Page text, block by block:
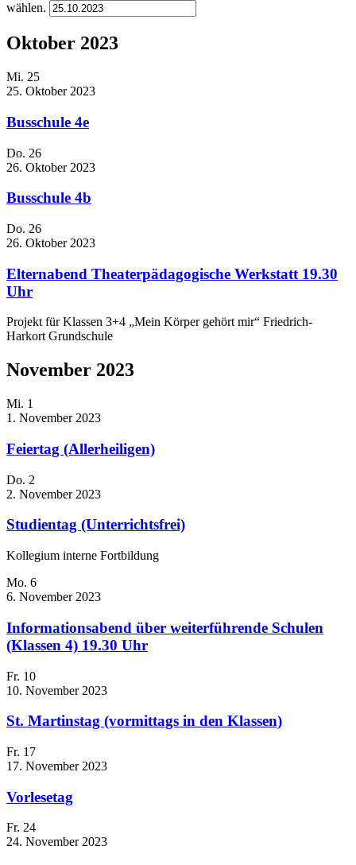
wählen.
Oktober 2023
Mi. 25
25. Oktober 2023
Busschule 4e
Do. 26
26. Oktober 2023
Busschule 4b
Do. 26
26. Oktober 2023
Elternabend Theaterpädagogische Werkstatt 19.30
Uhr
Projekt für Klassen 3+4 „Mein Körper gehört mir“ Friedrich-
Harkort Grundschule
November 2023
Mi. 1
1. November 2023
Feiertag (Allerheiligen)
Do. 2
2. November 2023
Studientag (Unterrichtsfrei)
Kollegium interne Fortbildung
Mo. 6
6. November 2023
Informationsabend über weiterführende Schulen
(Klassen 4) 19.30 Uhr
Fr. 10
10. November 2023
St. Martinstag (vormittags in den Klassen)
Fr. 17
17. November 2023
Vorlesetag
Fr. 24
24. November 2023